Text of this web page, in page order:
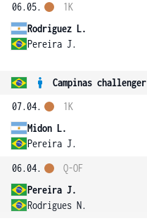
06.05.
Rodriguez L.
Pereira J.
1K
Campinas challenger
07.04.
Midon L.
Pereira J.
1K
06.04.
Pereira J.
Rodrigues N.
Q-OF